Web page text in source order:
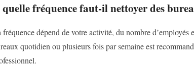
fréquence faut-il nettoyer des
fréquence dépend de votre activité, du nombre d’employés
quotidien ou plusieurs fois par semaine est